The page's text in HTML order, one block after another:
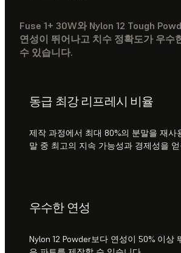
Fuse 1+ 30W와 Nylon 12 Tough
연성이 뛰어나고 치수 정확도가 우수
수 있습니다.
동급 최강 리프레시 비율
제작 과정에서 최대 80%의 분말을 재사
말 중 최고의 지속 가능성과 경제성을
우수한 연성
Nylon 12 Powder보다 연성이 50% 이상